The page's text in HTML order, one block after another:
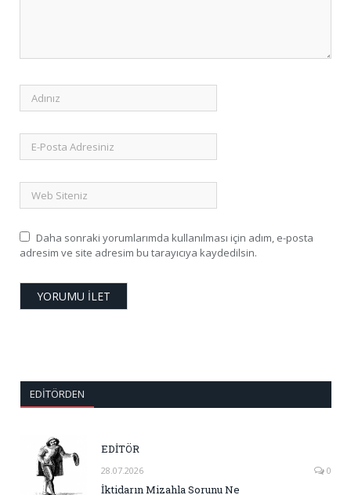
Daha sonraki yorumlarımda kullanılması için adım, e-posta
adresim ve site adresim bu tarayıcıya kaydedilsin.
EDITÖRDEN
EDİTÖR
28.07.2026 0
İktidarın Mizahla Sorunu Ne